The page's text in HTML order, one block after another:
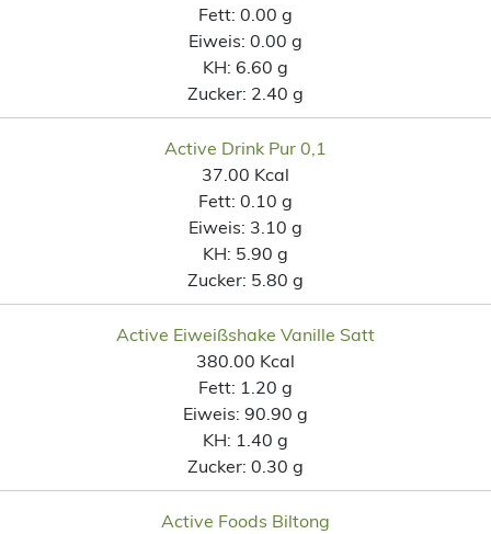
Fett: 0.00 g
Eiweis: 0.00 g
KH: 6.60 g
Zucker: 2.40 g
Active Drink Pur 0,1
37.00 Kcal
Fett: 0.10 g
Eiweis: 3.10 g
KH: 5.90 g
Zucker: 5.80 g
Active Eiweißshake Vanille Satt
380.00 Kcal
Fett: 1.20 g
Eiweis: 90.90 g
KH: 1.40 g
Zucker: 0.30 g
Active Foods Biltong